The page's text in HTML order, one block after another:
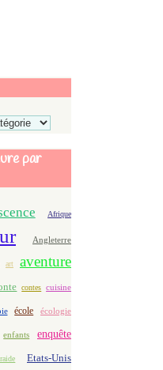
par
Afrique
Angleterre
art aventure
contes cuisine
école écologie
enfants enquête
Etats-Unis